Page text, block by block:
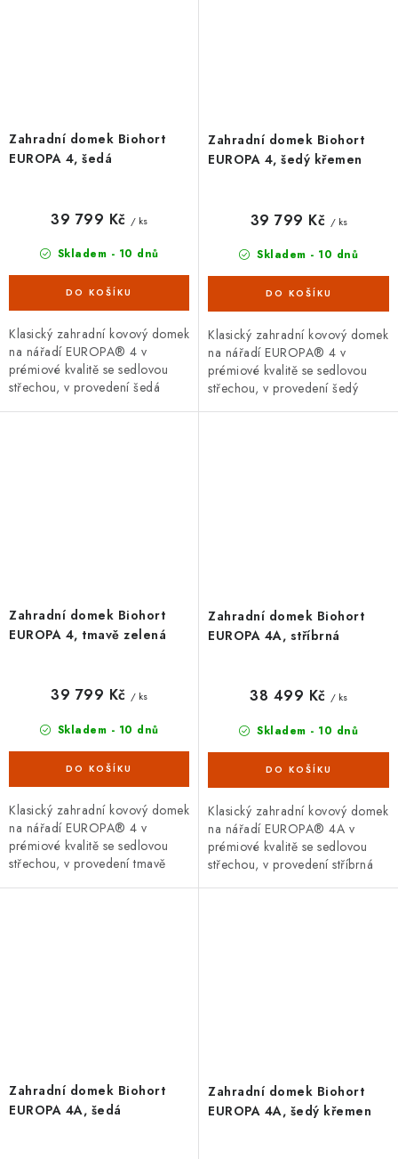
Zahradní domek Biohort
EUROPA 4, šedá
Skladem - 10 dnů
39 799 Kč / ks
Klasický zahradní kovový domek
na nářadí EUROPA® 4 v
prémiové kvalitě se sedlovou
střechou, v provedení šedá
Zahradní domek Biohort
EUROPA 4, šedý křemen
Skladem - 10 dnů
39 799 Kč / ks
Klasický zahradní kovový domek
na nářadí EUROPA® 4 v
prémiové kvalitě se sedlovou
střechou, v provedení šedý
Zahradní domek Biohort
EUROPA 4, tmavě zelená
Skladem - 10 dnů
39 799 Kč / ks
Klasický zahradní kovový domek
na nářadí EUROPA® 4 v
prémiové kvalitě se sedlovou
střechou, v provedení tmavě
Zahradní domek Biohort
EUROPA 4A, stříbrná
Skladem - 10 dnů
38 499 Kč / ks
Klasický zahradní kovový domek
na nářadí EUROPA® 4A v
prémiové kvalitě se sedlovou
střechou, v provedení stříbrná
Zahradní domek Biohort
EUROPA 4A, šedá
Zahradní domek Biohort
EUROPA 4A, šedý křemen